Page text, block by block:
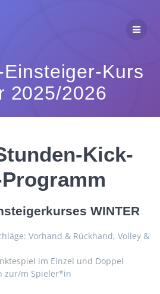
Kurs
2025/2026
Kick-
WINTER
Vorhand & Rückhand, Volley &
im Einzel und Doppel
zur/m Spieler*in